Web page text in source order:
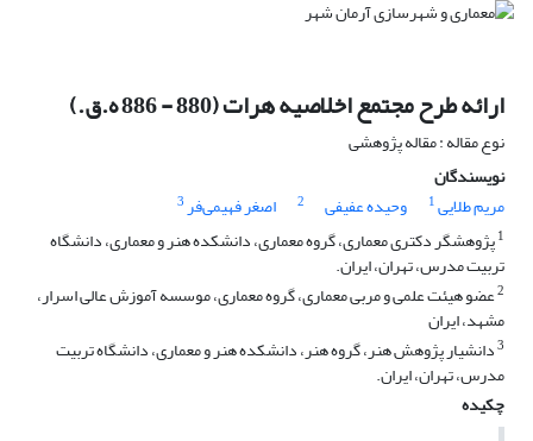
ارائه طرح مجتمع اخلاصیه هرات (880 - 886 ه.ق.)
نوع مقاله : مقاله پژوهشی
نویسندگان
مریم طلایی1 وحیده عفیفی 2 اصغر فهیمی‌فر3
1پژوهشگر دکتری معماری، گروه معماری، دانشکده هنر و معماری، دانشگاه
تربیت مدرس، تهران، ایران.
2عضو هیئت علمی و مربی معماری، گروه معماری، موسسه آموزش عالی اسرار،
مشهد، ایران
3دانشیار پژوهش هنر، گروه هنر، دانشکده هنر و معماری، دانشگاه تربیت
مدرس، تهران، ایران.
چکیده